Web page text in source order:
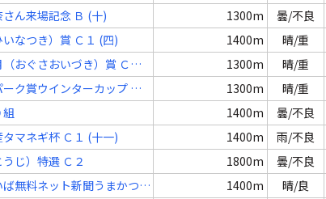
ん来場記念 Ｂ (十) 1300m 曇/不良
なつき）賞 Ｃ１ (四) 1400m 晴/重
おぐさおいづき）賞 Ｃ１
1300m 晴/重
ク賞ウインターカップ Ｃ
1300m 晴/重
組 1400m 曇/不良
マネギ杯 Ｃ１ (十一) 1400m 雨/不良
じ）特選 Ｃ２ 1800m 曇/不良
ば無料ネット新聞うまかつ．
1400m 晴/良